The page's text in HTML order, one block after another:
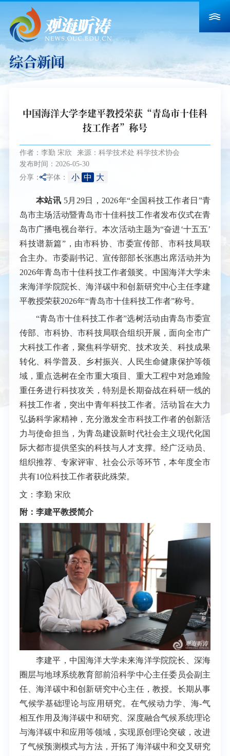
综合新闻
中国海洋大学李建平教授荣获“青岛市十佳科
技工作者”称号
作者：李勤 宋欣
来源：科学技术处 科学技术协会
发布时间：2026-05-30
分享： 字体： 小 中 大
本站讯 5月29日，2026年“全国科技工作者日”青
岛市主场活动暨青岛市十佳科技工作者发布仪式在青
岛市广播电视台举行。本次活动主题为“奋进‘十五五’
科技谱新篇”，由市科协、市委宣传部、市科技局联
合主办。市委副书记、宣传部部长张惠出席活动并为
2026年青岛市十佳科技工作者颁奖。 中国海洋大学未
来海洋学院院长、海洋碳中和创新研究中心主任李建
平教授荣获2026年“青岛市十佳科技工作者”称号。
“青岛市十佳科技工作者”选树活动由青岛市委宣
传部、市科协、市科技局联合组织开展，面向全市广
大科技工作者，聚焦科学研究、技术攻关、科技成果
转化、科学普及、乡村振兴、人民生命健康保护等领
域，重点选树在全市重大项目、重大工程中对急难险
重任务进行科技攻关，特别是长期奋战在科研一线的
科技工作者，突出中青年科技工作者。活动旨在大力
弘扬科学家精神，充分激发全市科技工作者的创新活
力与使命担当，为青岛建设新时代社会主义现代化国
际大都市提供坚实的科技与人才支撑。经广泛动员、
组织推荐、专家评审、社会公示等环节，本年度全市
共有10位科技工作者获此殊荣。
文：李勤 宋欣
附：李建平教授简介
李建平，中国海洋大学未来海洋学院院长、深海
圈层与地球系统教育部前沿科学中心主任委员会副主
任、海洋碳中和创新研究中心主任，教授。长期从事
气候学基础理论与应用研究。在气候动力学、海-气
相互作用及海洋碳中和研究、深度融合气候系统理论
与海洋碳中和应用等领域，实现原创理论突破，改进
了气候预测模式与方法，开拓了海洋碳中和交叉研究